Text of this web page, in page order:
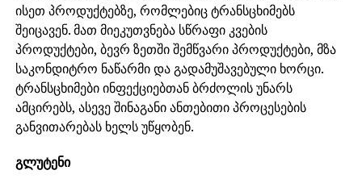
ისეთ პროდუქტებზე, რომლებიც ტრანსცხიმებს
შეიცავენ. მათ მიეკუთვნება სწრაფი კვების
პროდუქტები, ბევრ ზეთში შემწვარი პროდუქტები, მზა
საკონდიტრო ნაწარმი და გადამუშავებული ხორცი.
ტრანსცხიმები ინფექციებთან ბრძოლის უნარს
ამცირებს, ასევე შინაგანი ანთებითი პროცესების
განვითარებას ხელს უწყობენ.
გლუტენი